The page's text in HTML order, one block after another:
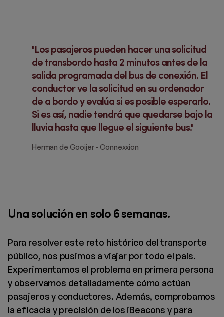
Los pasajeros pueden hacer una solicitud
de transbordo hasta 2 minutos antes de la
salida programada del bus de conexión. El
conductor ve la solicitud en su ordenador
de a bordo y evalúa si es posible esperarlo.
Si es así, nadie tendrá que quedarse bajo la
lluvia hasta que llegue el siguiente bus.
Herman de Gooijer - Connexxion
Una solución en solo 6 semanas.
Para resolver este reto histórico del transporte
público, nos pusimos a viajar por todo el país.
Experimentamos el problema en primera persona
y observamos detalladamente cómo actúan
pasajeros y conductores. Además, comprobamos
la eficacia y precisión de los iBeacons y para